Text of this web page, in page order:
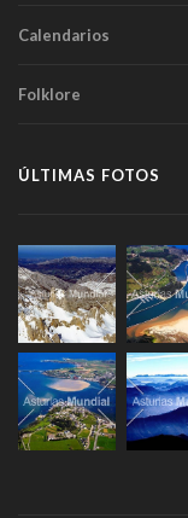
Calendarios
Folklore
ÚLTIMAS FOTOS